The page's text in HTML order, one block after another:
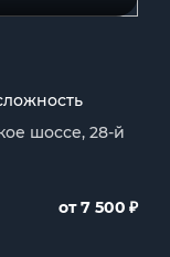
шоссе, 28-й
от 7 500 ₽